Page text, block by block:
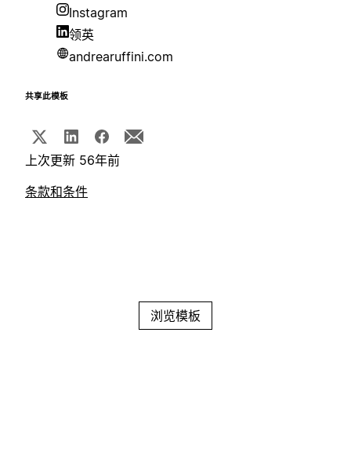
Instagram
领英
andrearuffini.com
共享此模板
上次更新 56年前
条款和条件
浏览模板